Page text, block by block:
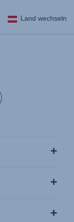
Land wechseln